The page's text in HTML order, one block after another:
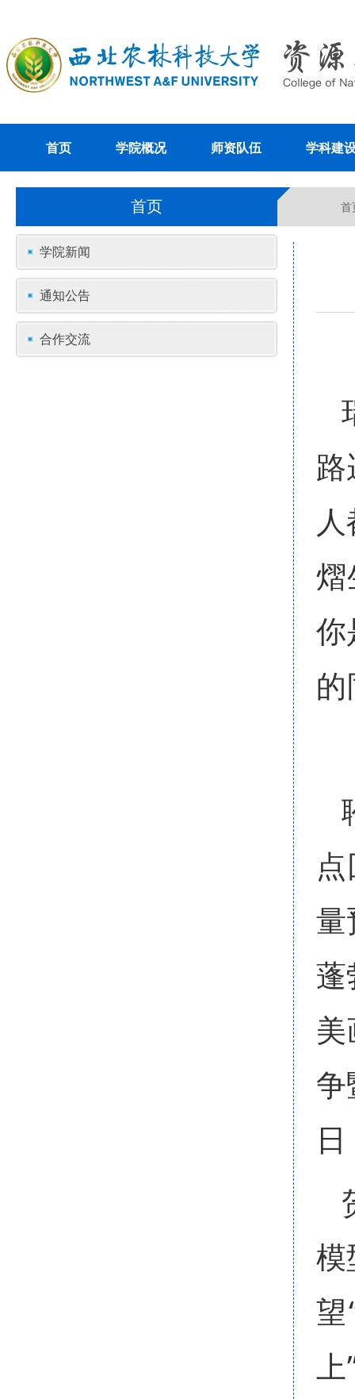
首页 学院概况 师资队伍 学科建
首页 首
学院新闻
通知公告
合作交流
你
蓬
模